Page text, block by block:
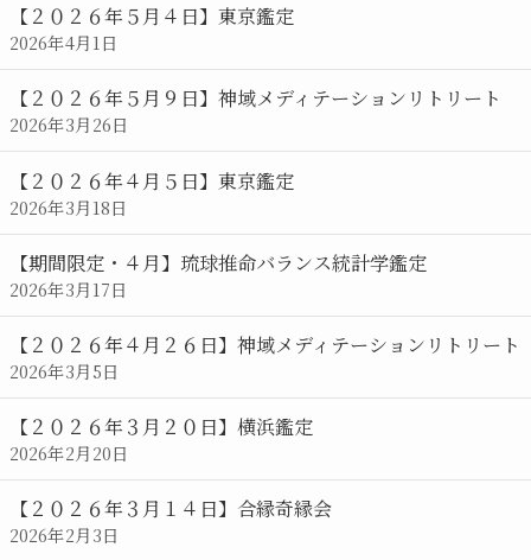
【２０２６年５月４日】東京鑑定
2026年4月1日
【２０２６年５月９日】神域メディテーションリトリート
2026年3月26日
【２０２６年４月５日】東京鑑定
2026年3月18日
【期間限定・４月】琉球推命バランス統計学鑑定
2026年3月17日
【２０２６年４月２６日】神域メディテーションリトリート
2026年3月5日
【２０２６年３月２０日】横浜鑑定
2026年2月20日
【２０２６年３月１４日】合縁奇縁会
2026年2月3日